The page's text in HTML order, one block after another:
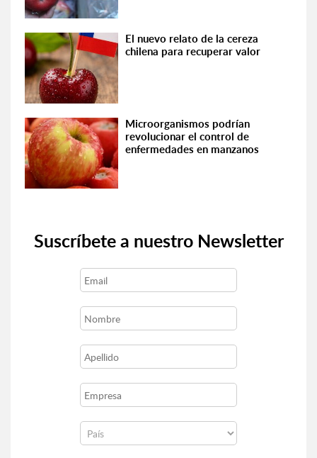
El nuevo relato de la cereza
chilena para recuperar valor
Microorganismos podrían
revolucionar el control de
enfermedades en manzanos
Suscríbete a nuestro Newsletter